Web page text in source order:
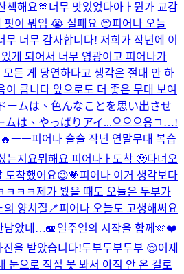
책해요🫶너무 맛있었다아ㅏ 뭔가 교감
핏이 뭐임 😭 실패요 😔피어나 오늘
너무 감사합니다! 저희가 작년에 이
게 되어서 너무 영광이고 피어나가
든 게 당연하다고 생각은 절대 안 하
이 큽니다 앞으로도 더 좋은 무대 보여
ームは、色んなことを思い出させ
ムは、やっぱりアイ...으으으응ㄱ…!
ㅡㅡ피어나 슬슬 작년 연말무대 복습
는지요뭐해요 피어나ㅏ 도착 🥹다녀오
도착했어요😉💗피어나 이거 생각보다
ㅋㅋㅋ제가 봤을 때도 오늘은 두부가
의 양치질🪥피어나 오늘도 고생해써요
남았네…🫨일주일의 시작을 함께🫶❤️
을 받았습니다!두부두부두부 😌어제
눈으로 직접 못 봐서 아직 안 온 걸로